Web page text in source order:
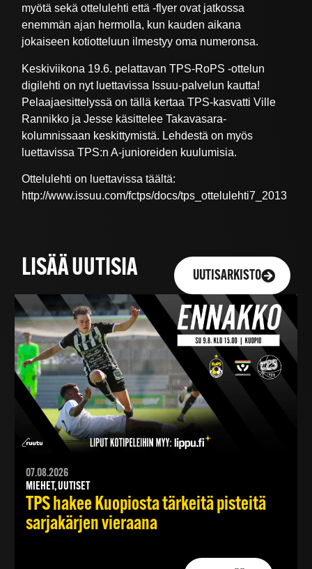
myötä sekä ottelulehti että -flyer ovat jatkossa
enemmän ajan hermolla, kun kauden aikana
jokaiseen kotiotteluun ilmestyy oma numeronsa.
Keskiviikona 19.6. pelattavan TPS-RoPS -ottelun
digilehti on nyt luettavissa Issuu-palvelun kautta!
Pelaajaesittelyssä on tällä kertaa TPS-kasvatti Ville
Rannikko ja Jesse käsittelee Takavasara-
kolumnissaan keskittymistä. Lehdestä on myös
luettavissa TPS:n A-junioreiden kuulumisia.
Ottelulehti on luettavissa täältä:
http://www.issuu.com/fctps/docs/tps_ottelulehti7_2013
LISÄÄ UUTISIA UUTISARKISTO
07.08.2026
MIEHET, UUTISET
TPS hakee Kuopiosta tärkeitä pisteitä
sarjakärjen vieraana